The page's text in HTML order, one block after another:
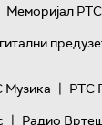
Меморијал РТС
Музика | РТС
| Радио